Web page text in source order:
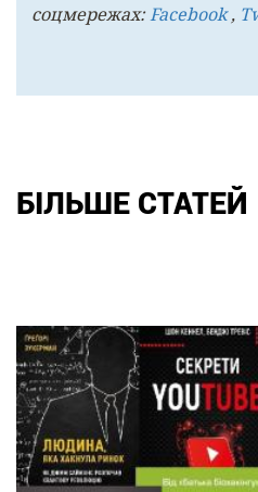
соцмережах:Facebook,
БІЛЬШЕ СТАТЕЙ